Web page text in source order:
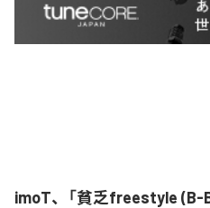
imoT、「貧乏freestyle (B-